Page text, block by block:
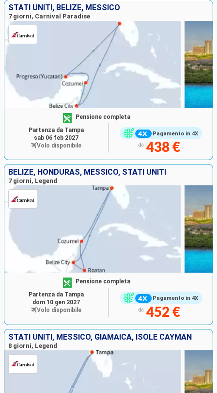
STATI UNITI, BELIZE, MESSICO
7 giorni, Carnival Paradise
Pagamento in 4X
Pensione completa
da 438 €
Partenza da Tampa
sab 06 feb 2027
Volo disponibile
BELIZE, HONDURAS, MESSICO, STATI UNITI
7 giorni, Legend
Pagamento in 4X
Pensione completa
da 452 €
Partenza da Tampa
dom 10 gen 2027
Volo disponibile
STATI UNITI, MESSICO, GIAMAICA, ISOLE CAYMAN
8 giorni, Legend